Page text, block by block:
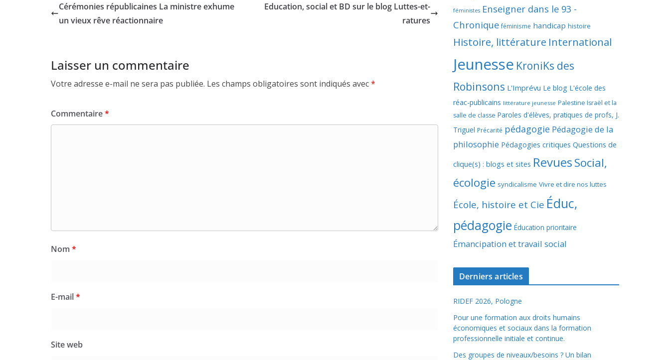
Cérémonies républicaines La ministre exhume
un vieux rêve réactionnaire
Education, social et BD sur le blog Luttes-et-
ratures
Laisser un commentaire
Votre adresse e-mail ne sera pas publiée. Les champs obligatoires sont indiqués avec*
Commentaire*
Nom *
E-mail*
Site web
féministes Enseigner dans le 93 -
Chronique féminisme handicap histoire
Histoire, littérature International
Jeunesse KroniKs des
Robinsons L'Imprévu Le blog L'école des
réac-publicains littérature jeunesse Palestine Israël et la
salle de classe Paroles d'élèves, pratiques de profs, J.
Triguel Précarité pédagogie Pédagogie de la
philosophie Pédagogies critiques Questions de
clique(s) : blogs et sites RevuesSocial,
écologie syndicalisme Vivre et dire nos luttes
École, histoire et Cie Éduc,
pédagogie Éducation prioritaire
Émancipation et travail social
Derniers articles
RIDEF 2026, Pologne
Pour une formation aux droits humains
économiques et sociaux dans la formation
professionnelle initiale et continue.
Des groupes de niveaux/besoins ? Un bilan